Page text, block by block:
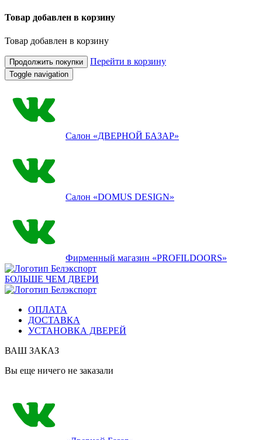
Товар добавлен в корзину
Товар добавлен в корзину
Продолжить покупки Перейти в корзину
Toggle navigation
Салон «ДВЕРНОЙ БАЗАР»
Салон «DOMUS DESIGN»
Фирменный магазин «PROFILDOORS»
БОЛЬШЕ ЧЕМ ДВЕРИ
ОПЛАТА
ДОСТАВКА
УСТАНОВКА ДВЕРЕЙ
ВАШ ЗАКАЗ
Вы еще ничего не заказали